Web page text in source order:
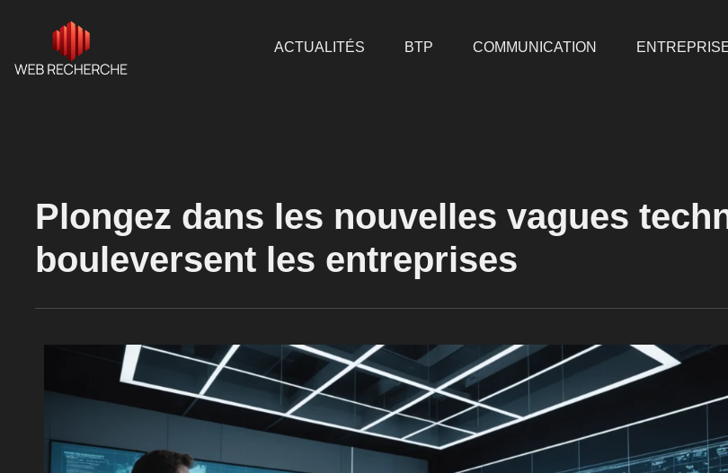
ACTUALITÉS BTP COMMUNICATION
Plongez dans les nouvelles vagues
bouleversent les entreprises